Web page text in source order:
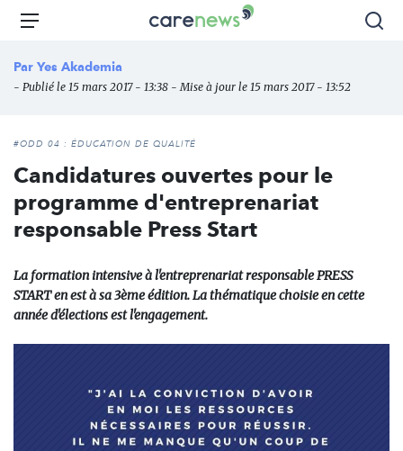
Aller
principal
Carenews,
des
l'engagement
Menu
Par Yes Akademia
- Publié le 15 mars 2017 - 13:38 - Mise à jour le 15 mars 2017 - 13:52
#ODD 04 : ÉDUCATION DE QUALITÉ
Candidatures ouvertes pour le
programme d'entreprenariat
responsable Press Start
La formation intensive à l'entreprenariat responsable PRESS
START en est à sa 3ème édition. La thématique choisie en cette
année d'élections est l'engagement.